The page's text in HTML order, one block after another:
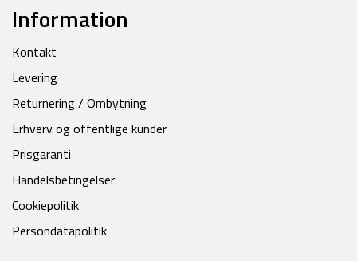
Information
Kontakt
Levering
Returnering / Ombytning
Erhverv og offentlige kunder
Prisgaranti
Handelsbetingelser
Cookiepolitik
Persondatapolitik